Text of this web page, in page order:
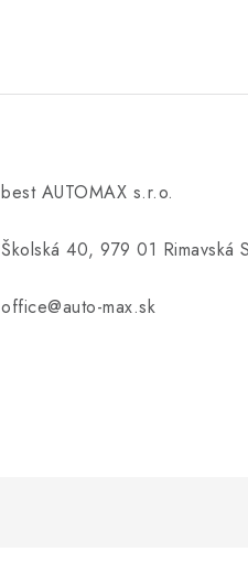
best AUTOMAX s.r.o.
Školská 40, 979 01 Rimavská
office@auto-max.sk